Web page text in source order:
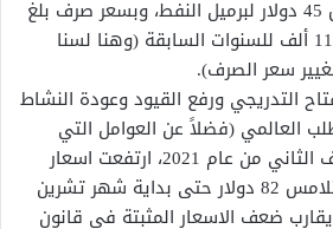
الاستثمارية، على أساس 45 دولار لبرميل النفط، وبسعر صرف بلغ
145 ألف بالمقارنة مع 118 ألف للسنوات السابقة (وهنا لسنا
سعر الصرف).
التدريجي ورفع القيود وعودة النشاط
العالمي (فضلاً عن العوامل التي
سبق ذكرها) خلال النصف الثاني من عام 2021، ارتفعت اسعار
النفط بشكل كبير جداً لتلامس 82 دولار حتى بداية شهر تشرين
2021 (أي ما يقارب ضعف الاسعار المثبتة في قانون